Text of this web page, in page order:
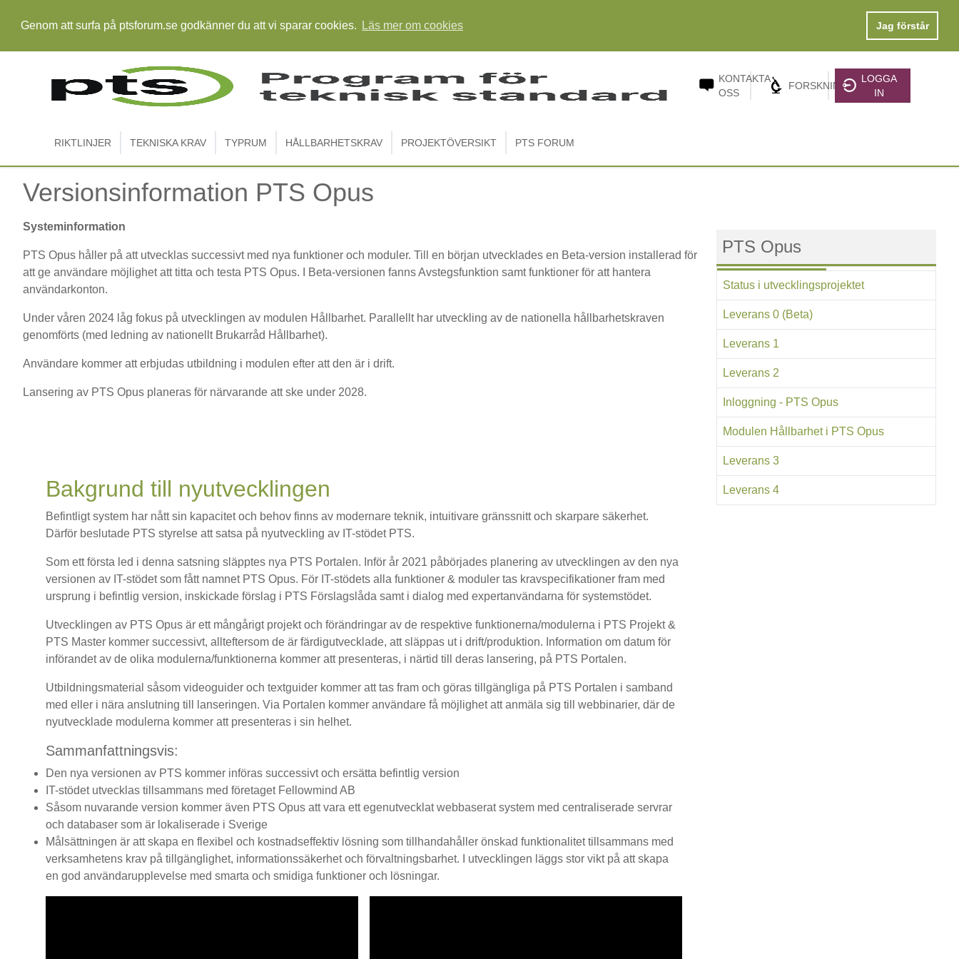
Genom att surfa på ptsforum.se godkänner du att vi sparar cookies. Läs mer om cookies Jag förstår
KONTAKTA OSS
KONTAKTA
OSS
FORSKNING
FORSKNING
LOGGA
IN
RIKTLINJER TEKNISKA KRAV TYPRUM HÅLLBARHETSKRAV PROJEKTÖVERSIKT PTS FORUM
Versionsinformation PTS Opus
Systeminformation
PTS Opus håller på att utvecklas successivt med nya funktioner och moduler. Till en början utvecklades en Beta-version installerad för
att ge användare möjlighet att titta och testa PTS Opus. I Beta-versionen fanns Avstegsfunktion samt funktioner för att hantera
användarkonton.
Under våren 2024 låg fokus på utvecklingen av modulen Hållbarhet. Parallellt har utveckling av de nationella hållbarhetskraven
genomförts (med ledning av nationellt Brukarråd Hållbarhet).
Användare kommer att erbjudas utbildning i modulen efter att den är i drift.
Lansering av PTS Opus planeras för närvarande att ske under 2028.
Bakgrund till nyutvecklingen
Befintligt system har nått sin kapacitet och behov finns av modernare teknik, intuitivare gränssnitt och skarpare säkerhet.
Därför beslutade PTS styrelse att satsa på nyutveckling av IT-stödet PTS.
Som ett första led i denna satsning släpptes nya PTS Portalen. Inför år 2021 påbörjades planering av utvecklingen av den nya
versionen av IT-stödet som fått namnet PTS Opus. För IT-stödets alla funktioner & moduler tas kravspecifikationer fram med
ursprung i befintlig version, inskickade förslag i PTS Förslagslåda samt i dialog med expertanvändarna för systemstödet.
Utvecklingen av PTS Opus är ett mångårigt projekt och förändringar av de respektive funktionerna/modulerna i PTS Projekt &
PTS Master kommer successivt, allteftersom de är färdigutvecklade, att släppas ut i drift/produktion. Information om datum för
införandet av de olika modulerna/funktionerna kommer att presenteras, i närtid till deras lansering, på PTS Portalen.
Utbildningsmaterial såsom videoguider och textguider kommer att tas fram och göras tillgängliga på PTS Portalen i samband
med eller i nära anslutning till lanseringen. Via Portalen kommer användare få möjlighet att anmäla sig till webbinarier, där de
nyutvecklade modulerna kommer att presenteras i sin helhet.
Sammanfattningsvis:
Den nya versionen av PTS kommer införas successivt och ersätta befintlig version
IT-stödet utvecklas tillsammans med företaget Fellowmind AB
Såsom nuvarande version kommer även PTS Opus att vara ett egenutvecklat webbaserat system med centraliserade servrar
och databaser som är lokaliserade i Sverige
Målsättningen är att skapa en flexibel och kostnadseffektiv lösning som tillhandahåller önskad funktionalitet tillsammans med
verksamhetens krav på tillgänglighet, informationssäkerhet och förvaltningsbarhet. I utvecklingen läggs stor vikt på att skapa
en god användarupplevelse med smarta och smidiga funktioner och lösningar.
PTS Opus
Status i utvecklingsprojektet
Leverans 0 (Beta)
Leverans 1
Leverans 2
Inloggning - PTS Opus
Modulen Hållbarhet i PTS Opus
Leverans 3
Leverans 4